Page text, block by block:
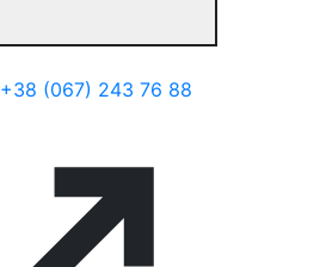
+38 (067) 243 76 88